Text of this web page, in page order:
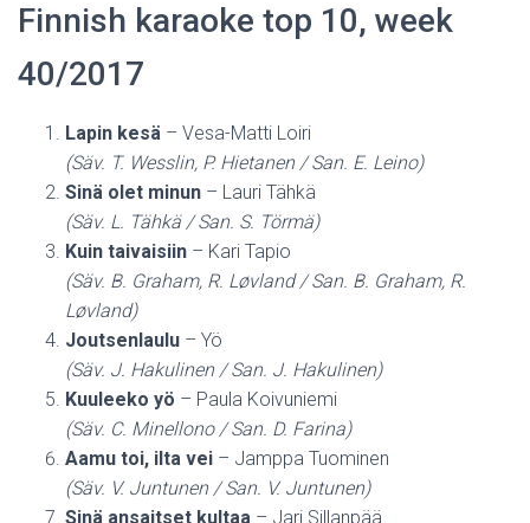
Finnish karaoke top 10, week
40/2017
Lapin kesä – Vesa-Matti Loiri
(Säv. T. Wesslin, P. Hietanen / San. E. Leino)
Sinä olet minun – Lauri Tähkä
(Säv. L. Tähkä / San. S. Törmä)
Kuin taivaisiin – Kari Tapio
(Säv. B. Graham, R. Løvland / San. B. Graham, R.
Løvland)
Joutsenlaulu – Yö
(Säv. J. Hakulinen / San. J. Hakulinen)
Kuuleeko yö – Paula Koivuniemi
(Säv. C. Minellono / San. D. Farina)
Aamu toi, ilta vei – Jamppa Tuominen
(Säv. V. Juntunen / San. V. Juntunen)
Sinä ansaitset kultaa – Jari Sillanpää